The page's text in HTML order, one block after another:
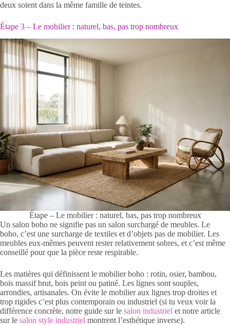
deux soient dans la même famille de teintes.
Étape 3 – Le mobilier : naturel, bas, pas trop nombreux
Étape – Le mobilier : naturel, bas, pas trop nombreux
Un salon boho ne signifie pas un salon surchargé de meubles. Le
boho, c’est une surcharge de textiles et d’objets pas de mobilier. Les
meubles eux-mêmes peuvent rester relativement sobres, et c’est même
conseillé pour que la pièce reste respirable.
Les matières qui définissent le mobilier boho : rotin, osier, bambou,
bois massif brut, bois peint ou patiné. Les lignes sont souples,
arrondies, artisanales. On évite le mobilier aux lignes trop droites et
trop rigides c’est plus contemporain ou industriel (si tu veux voir la
différence concrète, notre guide sur le salon industriel et notre article
sur le salon style industriel montrent l’esthétique inverse).